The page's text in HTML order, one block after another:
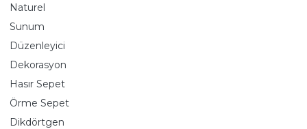
Naturel
Sunum
Düzenleyici
Dekorasyon
Hasır Sepet
Örme Sepet
Dikdörtgen